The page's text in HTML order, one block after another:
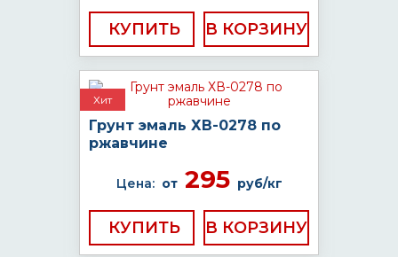
КУПИТЬ
Хит
Грунт эмаль ХВ-0278 по
ржавчине
Цена: от295 руб/кг
КУПИТЬ